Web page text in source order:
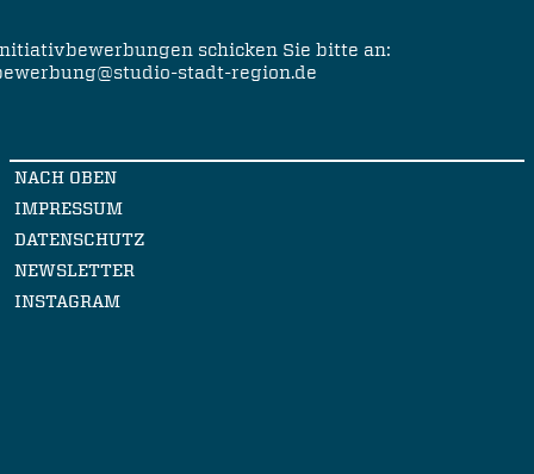
schicken Sie bitte an:
stadt-region.de
NACH OBEN
IMPRESSUM
DATENSCHUTZ
NEWSLETTER
INSTAGRAM